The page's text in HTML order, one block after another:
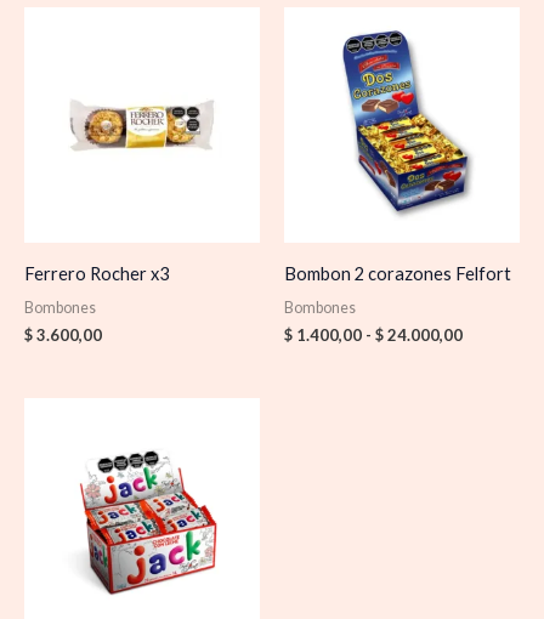
Ferrero Rocher x3
Bombones
$3.600,00
Bombon 2 corazones Felfort
Bombones
$ 1.400,00 - $24.000,00